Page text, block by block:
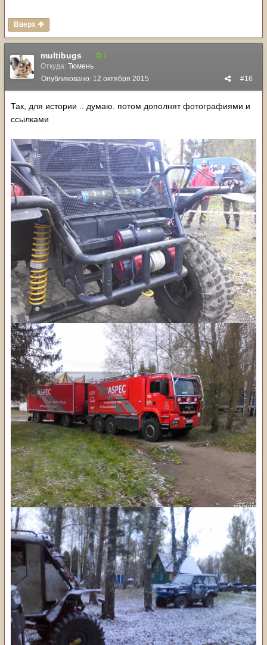
Вверх
multibugs 1
Откуда: Тюмень
#16
Опубликовано: 12 октября 2015
Так, для истории .. думаю. потом дополнят фотографиями и
ссылками